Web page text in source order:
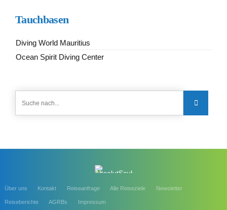
Tauchbasen
Diving World Mauritius
Ocean Spirit Diving Center
Über uns Kontakt Reiseanfrage Alle Reiseziele Newsletter
Reiseberichte AGRBs Impressum